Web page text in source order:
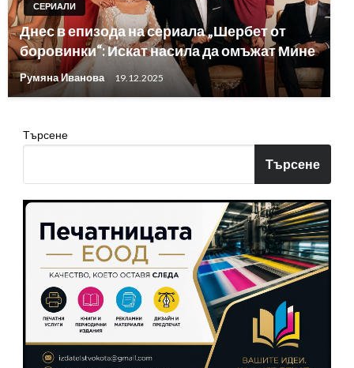
СЕРИАЛИ
Днес в епизода на сериала „Шербет от
боровинки“: Искат насила да омъжат Мине
Румяна Иванова 19.12.2025
Търсене
Търсене